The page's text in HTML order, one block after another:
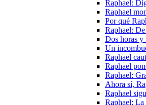
Raphael:
Raphael
Por qué
Raphael:
Dos horas y
Un
Raphael
Raphael
Raphael:
Ahora sí,
Raphael
Raphael: La